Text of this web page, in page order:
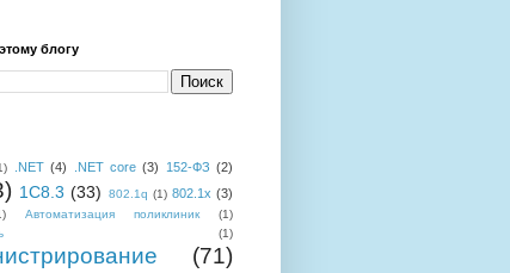
блогу
.NET (4) .NET core (3) 152-ФЗ (2)
1C8.3 (33) 802.1q (1) 802.1x (3)
Автоматизация поликлиник
(1)
(1)
(71)